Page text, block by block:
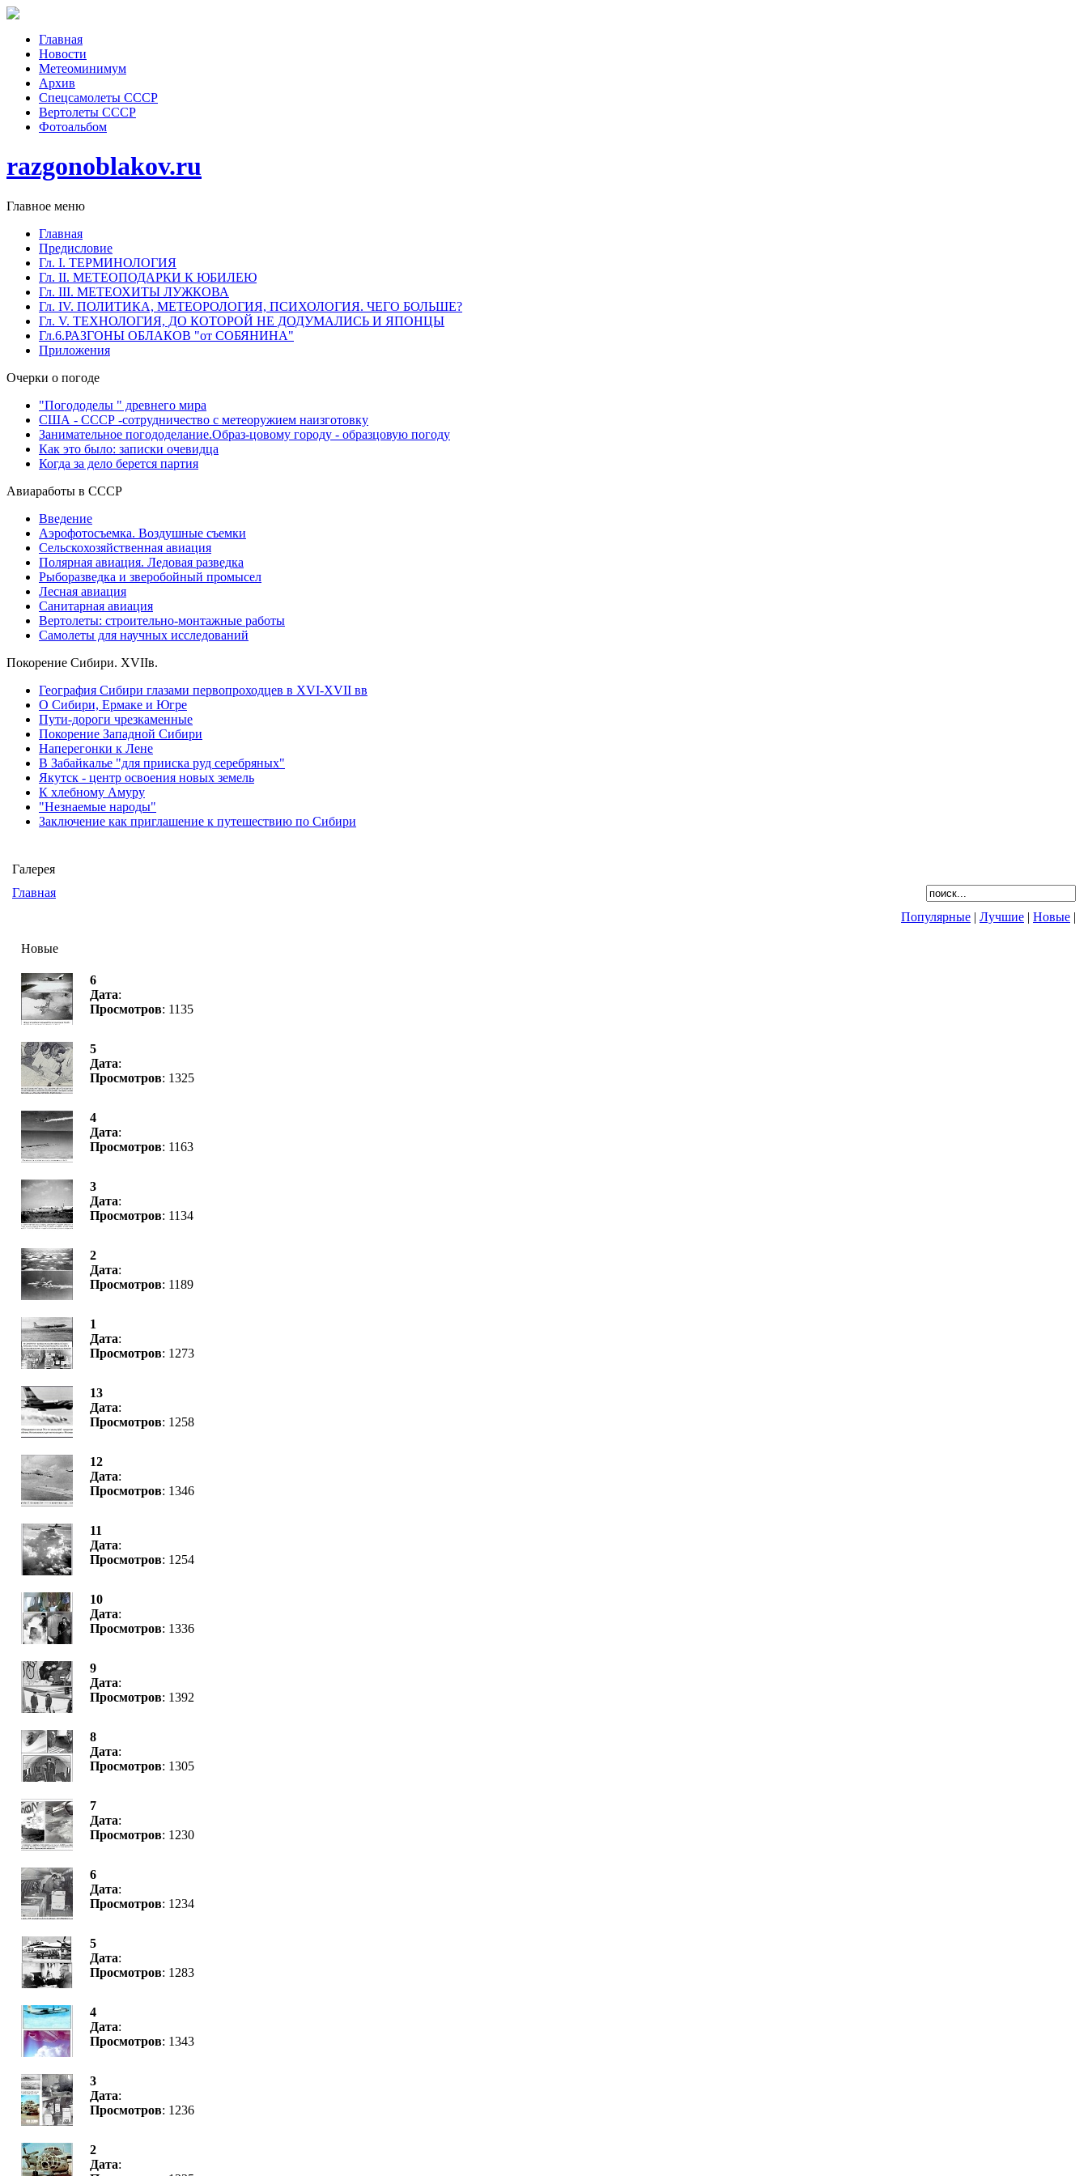
Главная
Новости
Метеоминимум
Архив
Спецсамолеты СССР
Вертолеты СССР
Фотоальбом
razgonoblakov.ru
Главное меню
Главная
Предисловие
Гл. I. ТЕРМИНОЛОГИЯ
Гл. II. МЕТЕОПОДАРКИ К ЮБИЛЕЮ
Гл. III. МЕТЕОХИТЫ ЛУЖКОВА
Гл. IV. ПОЛИТИКА, МЕТЕОРОЛОГИЯ, ПСИХОЛОГИЯ. ЧЕГО БОЛЬШЕ?
Гл. V. ТЕХНОЛОГИЯ, ДО КОТОРОЙ НЕ ДОДУМАЛИСЬ И ЯПОНЦЫ
Гл.6.РАЗГОНЫ ОБЛАКОВ "от СОБЯНИНА"
Приложения
Очерки о погоде
"Погододелы " древнего мира
США - СССР -сотрудничество с метеоружием наизготовку
Занимательное погододелание.Образ-цовому городу - образцовую погоду
Как это было: записки очевидца
Когда за дело берется партия
Авиаработы в СССР
Введение
Аэрофотосъемка. Воздушные съемки
Сельскохозяйственная авиация
Полярная авиация. Ледовая разведка
Рыборазведка и зверобойный промысел
Лесная авиация
Санитарная авиация
Вертолеты: строительно-монтажные работы
Самолеты для научных исследований
Покорение Сибири. XVIIв.
География Сибири глазами первопроходцев в XVI-XVII вв
О Сибири, Ермаке и Югре
Пути-дороги чрезкаменные
Покорение Западной Сибири
Наперегонки к Лене
В Забайкалье "для прииска руд серебряных"
Якутск - центр освоения новых земель
К хлебному Амуру
"Незнаемые народы"
Заключение как приглашение к путешествию по Сибири
Галерея
Главная
Популярные | Лучшие | Новые |
Новые
6
Дата:
Просмотров: 1135
5
Дата:
Просмотров: 1325
4
Дата:
Просмотров: 1163
3
Дата:
Просмотров: 1134
2
Дата:
Просмотров: 1189
1
Дата:
Просмотров: 1273
13
Дата:
Просмотров: 1258
12
Дата:
Просмотров: 1346
11
Дата:
Просмотров: 1254
10
Дата:
Просмотров: 1336
9
Дата:
Просмотров: 1392
8
Дата:
Просмотров: 1305
7
Дата:
Просмотров: 1230
6
Дата:
Просмотров: 1234
5
Дата:
Просмотров: 1283
4
Дата:
Просмотров: 1343
3
Дата:
Просмотров: 1236
2
Дата: